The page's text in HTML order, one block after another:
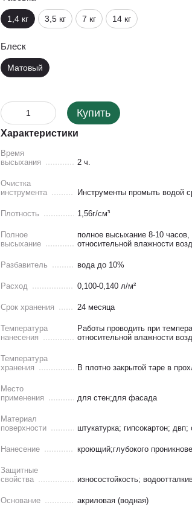
1,4 кг 3,5 кг 7 кг 14 кг
Блеск
Матовый
Купить
Характеристики
Время
высыхания
2 ч.
Очистка
инструмента
Инструменты промыть водой
Плотность 1,56г/см³
Полное
высыхание
полное высыхание 8-10
относительной влажности
Разбавитель вода до 10%
Расход 0,100-0,140 л/м²
Срок хранения 24 месяца
Температура
нанесения
Работы проводить при
относительной влажности
Температура
хранения
В плотно закрытой таре в
Место
применения
для стен;для фасада
Материал
поверхности
штукатурка; гипсокартон;
Нанесение кроющий;глубокого
Защитные
свойства
износостойкость;
Основание акриловая (водная)